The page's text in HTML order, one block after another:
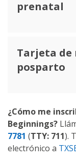
prenatal
Tarjeta de
posparto
¿Cómo me
Beginnings?
7781 (TTY: 711).
electrónico a